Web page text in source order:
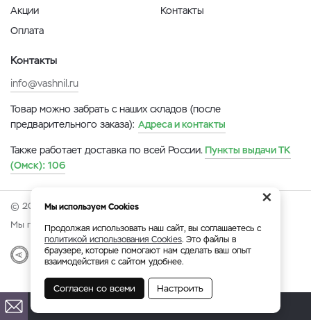
Акции
Оплата
Контакты
Контакты
info@vashnil.ru
Товар можно забрать с наших складов (после
предварительного заказа): Адреса и контакты
Также работает доставка по всей России. Пункты выдачи ТК
(Омск): 106
© 2026 Онлайн-ярмарка ВАСХНиЛ.
Мы принимаем:
Разработка|Веб-аналитика
×
Мы используем Cookies
Продолжая использовать наш сайт, вы соглашаетесь с
политикой использования Cookies. Это файлы в
браузере, которые помогают нам сделать ваш опыт
взаимодействия с сайтом удобнее.
Согласен со всеми Настроить